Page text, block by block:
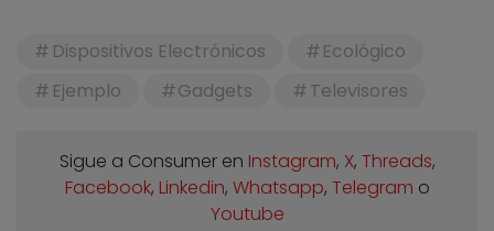
Dispositivos Electrónicos
Ecológico
Ejemplo
Gadgets Televisores
Sigue a Consumer en Instagram, X, Threads,
Facebook, Linkedin, Whatsapp, Telegram o
Youtube